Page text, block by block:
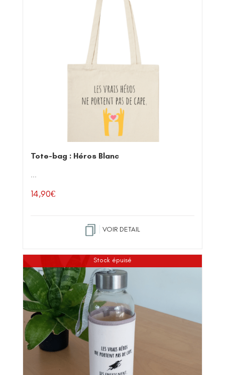
Tote-bag : Héros Blanc
...
14,90€
VOIR DETAIL
Stock épuisé